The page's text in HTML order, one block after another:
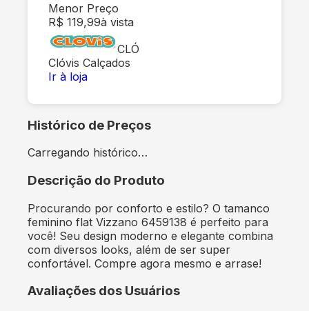
Menor Preço
R$ 119,99à vista
CLÓ
Clóvis Calçados
Ir à loja
Histórico de Preços
Carregando histórico…
Descrição do Produto
Procurando por conforto e estilo? O tamanco
feminino flat Vizzano 6459138 é perfeito para
você! Seu design moderno e elegante combina
com diversos looks, além de ser super
confortável. Compre agora mesmo e arrase!
Avaliações dos Usuários